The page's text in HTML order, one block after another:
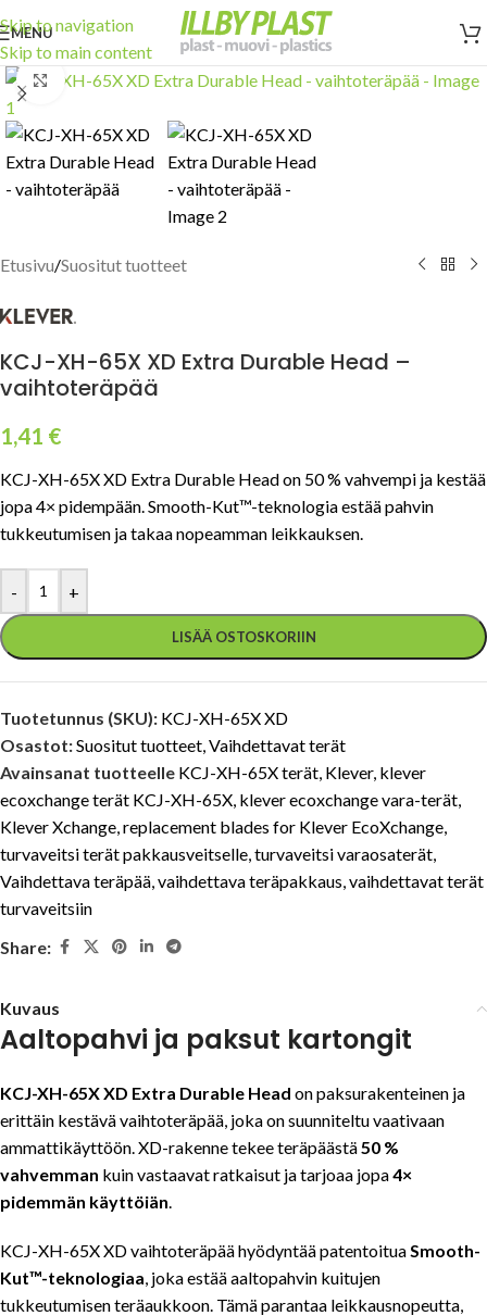
Skip to navigation
Skip to main content
MENU
Click to enlarge
Etusivu/Suositut tuotteet
KCJ-XH-65X XD Extra Durable Head –
vaihtoteräpää
1,41 €
KCJ-XH-65X XD Extra Durable Head on 50 % vahvempi ja kestää
jopa 4× pidempään. Smooth-Kut™-teknologia estää pahvin
tukkeutumisen ja takaa nopeamman leikkauksen.
- +
LISÄÄ OSTOSKORIIN
Tuotetunnus (SKU): KCJ-XH-65X XD
Osastot:Suositut tuotteet,Vaihdettavat terät
Avainsanat tuotteelle KCJ-XH-65X terät, Klever, klever
ecoxchange terät KCJ-XH-65X, klever ecoxchange vara-terät,
Klever Xchange,replacement blades for Klever EcoXchange,
turvaveitsi terät pakkausveitselle,turvaveitsi varaosaterät,
Vaihdettava teräpää,vaihdettava teräpakkaus,vaihdettavat terät
turvaveitsiin
Share:
Kuvaus
Aaltopahvi ja paksut kartongit
KCJ-XH-65X XD Extra Durable Head on paksurakenteinen ja
erittäin kestävä vaihtoteräpää, joka on suunniteltu vaativaan
ammattikäyttöön. XD-rakenne tekee teräpäästä50 %
vahvemman kuin vastaavat ratkaisut ja tarjoaa jopa4×
pidemmän käyttöiän.
KCJ-XH-65X XD vaihtoteräpää hyödyntää patentoituaSmooth-
Kut™-teknologiaa, joka estää aaltopahvin kuitujen
tukkeutumisen teräaukkoon. Tämä parantaa leikkausnopeutta,